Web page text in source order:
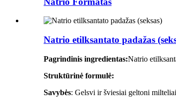
Natrio etilksantato padažas
Pagrindinis ingredientas:Natrio
Struktūrinė formulė:
Savybės: Gelsvi ir šviesiai geltoni